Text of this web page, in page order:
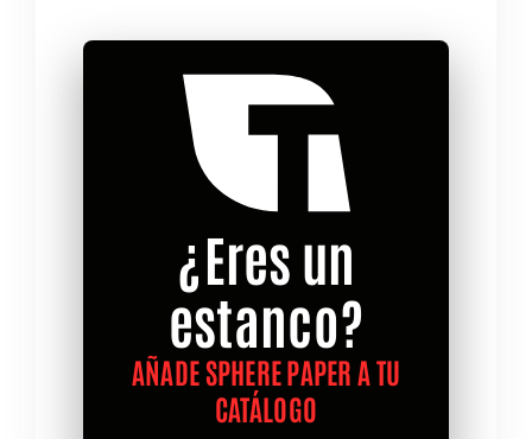
¿Eres un
estanco?
AÑADE SPHERE PAPER A TU
CATÁLOGO